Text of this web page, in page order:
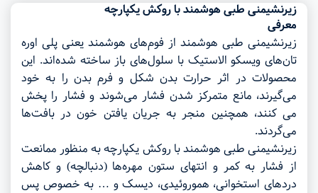
زیرنشیمنی طبی هوشمند با روکش یکپارچه
معرفی
زیرنشیمنی طبی هوشمند از فوم‌های هوشمند یعنی پلی اوره
تان‌های ویسکو الاستیک با سلول‌های باز ساخته شده‌اند. این
محصولات در اثر حرارت بدن شکل و فرم بدن را به خود
می‌گیرند، مانع متمرکز شدن فشار می‌شوند و فشار را پخش
می کنند، همچنین منجر به جریان یافتن خون در بافت‌ها
می‌گردند.
زیرنشیمنی طبی هوشمند با روکش یکپارچه به منظور ممانعت
از فشار به کمر و انتهای ستون مهره‌ها (دنبالچه) و کاهش
دردهای استخوانی، هموروئیدی، دیسک و … به خصوص پس